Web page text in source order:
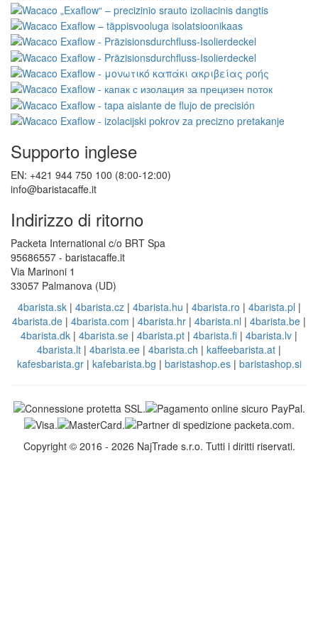
Supporto inglese
EN: +421 944 750 100 (8:00-12:00)
info@baristacaffe.it
Indirizzo di ritorno
Packeta International c/o BRT Spa
95686557 - baristacaffe.it
Via Marinoni 1
33057 Palmanova (UD)
4barista.sk| 4barista.cz| 4barista.hu | 4barista.ro | 4barista.pl |
4barista.de | 4barista.com | 4barista.hr | 4barista.nl | 4barista.be |
4barista.dk | 4barista.se | 4barista.pt | 4barista.fi | 4barista.lv |
4barista.lt | 4barista.ee | 4barista.ch | kaffeebarista.at |
kafesbarista.gr| kafebarista.bg | baristashop.es| baristashop.si
Copyright © 2016 - 2026 NajTrade s.r.o. Tutti i diritti riservati.